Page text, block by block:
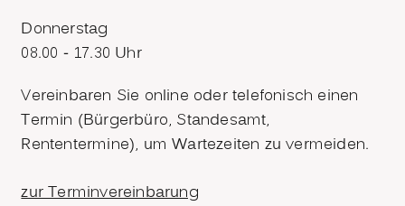
Donnerstag
08.00 - 17.30 Uhr
Vereinbaren Sie online oder telefonisch einen
Termin (Bürgerbüro, Standesamt,
Rententermine), um Wartezeiten zu vermeiden.
zur Terminvereinbarung